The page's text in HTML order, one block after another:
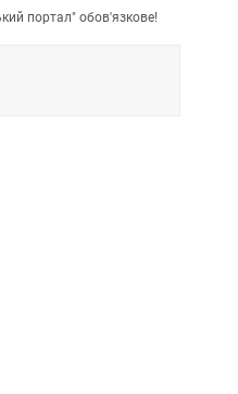
портал" обов'язкове!